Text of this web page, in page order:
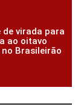
de virada para
ao oitavo
Brasileirão